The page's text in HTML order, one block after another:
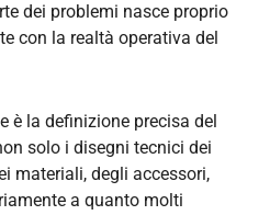
dei problemi nasce proprio
con la realtà operativa del
è la definizione precisa del
solo i disegni tecnici dei
materiali, degli accessori,
a quanto molti